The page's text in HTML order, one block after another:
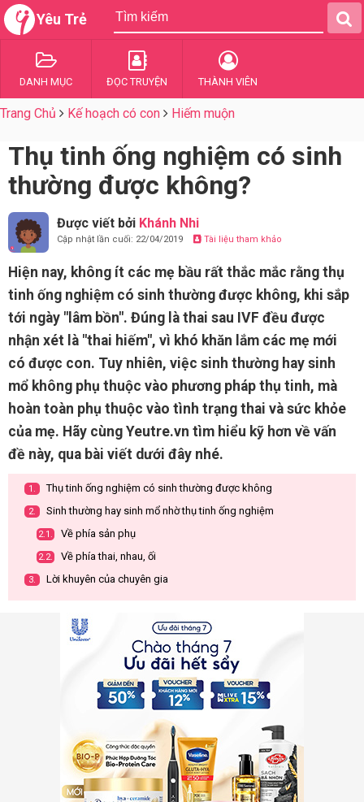
Yêu Trẻ
DANH MỤC ĐỌC TRUYỆN THÀNH VIÊN
Trang Chủ Kế hoạch có con Hiếm muộn
Thụ tinh ống nghiệm có sinh
thường được không?
Được viết bởi Khánh Nhi
Cập nhật lần cuối: 22/04/2019 Tài liệu tham khảo
Hiện nay, không ít các mẹ bầu rất thắc mắc rằng thụ
tinh ống nghiệm có sinh thường được không, khi sắp
tới ngày "lâm bồn". Đúng là thai sau IVF đều được
nhận xét là "thai hiếm", vì khó khăn lắm các mẹ mới
có được con. Tuy nhiên, việc sinh thường hay sinh
mổ không phụ thuộc vào phương pháp thụ tinh, mà
hoàn toàn phụ thuộc vào tình trạng thai và sức khỏe
của mẹ. Hãy cùng Yeutre.vn tìm hiểu kỹ hơn về vấn
đề này, qua bài viết dưới đây nhé.
1. Thụ tinh ống nghiệm có sinh thường được không
2. Sinh thường hay sinh mổ nhờ thụ tinh ống nghiệm
2.1. Về phía sản phụ
2.2. Về phía thai, nhau, ối
3. Lời khuyên của chuyên gia